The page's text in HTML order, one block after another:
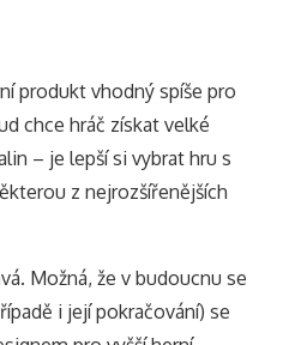
produkt vhodný spíše pro
chce hráč získat velké
– je lepší si vybrat hru s
z nejrozšířenějších
Možná, že v budoucnu se
i její pokračování) se